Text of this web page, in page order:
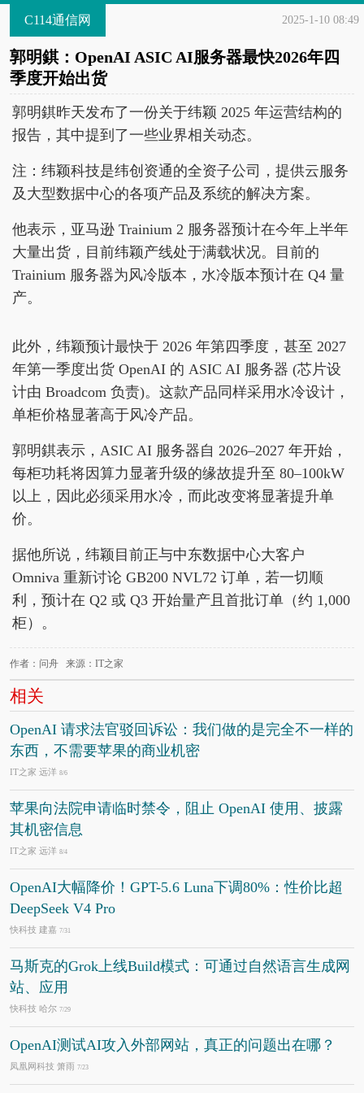
C114通信网 2025-1-10 08:49
郭明錤：OpenAI ASIC AI服务器最快2026年四
季度开始出货
郭明錤昨天发布了一份关于纬颖 2025 年运营结构的
报告，其中提到了一些业界相关动态。
注：纬颖科技是纬创资通的全资子公司，提供云服务
及大型数据中心的各项产品及系统的解决方案。
他表示，亚马逊 Trainium 2 服务器预计在今年上半年
大量出货，目前纬颖产线处于满载状况。目前的
Trainium 服务器为风冷版本，水冷版本预计在 Q4 量
产。
此外，纬颖预计最快于 2026 年第四季度，甚至 2027
年第一季度出货 OpenAI 的 ASIC AI 服务器 (芯片设
计由 Broadcom 负责)。这款产品同样采用水冷设计，
单柜价格显著高于风冷产品。
郭明錤表示，ASIC AI 服务器自 2026–2027 年开始，
每柜功耗将因算力显著升级的缘故提升至 80–100kW
以上，因此必须采用水冷，而此改变将显著提升单
价。
据他所说，纬颖目前正与中东数据中心大客户
Omniva 重新讨论 GB200 NVL72 订单，若一切顺
利，预计在 Q2 或 Q3 开始量产且首批订单（约 1,000
柜）。
作者：问舟 来源：IT之家
相关
OpenAI 请求法官驳回诉讼：我们做的是完全不一样的
东西，不需要苹果的商业机密
IT之家 远洋 8/6
苹果向法院申请临时禁令，阻止 OpenAI 使用、披露
其机密信息
IT之家 远洋 8/4
OpenAI大幅降价！GPT-5.6 Luna下调80%：性价比超
DeepSeek V4 Pro
快科技 建嘉 7/31
马斯克的Grok上线Build模式：可通过自然语言生成网
站、应用
快科技 哈尔 7/29
OpenAI测试AI攻入外部网站，真正的问题出在哪？
凤凰网科技 箫雨 7/23